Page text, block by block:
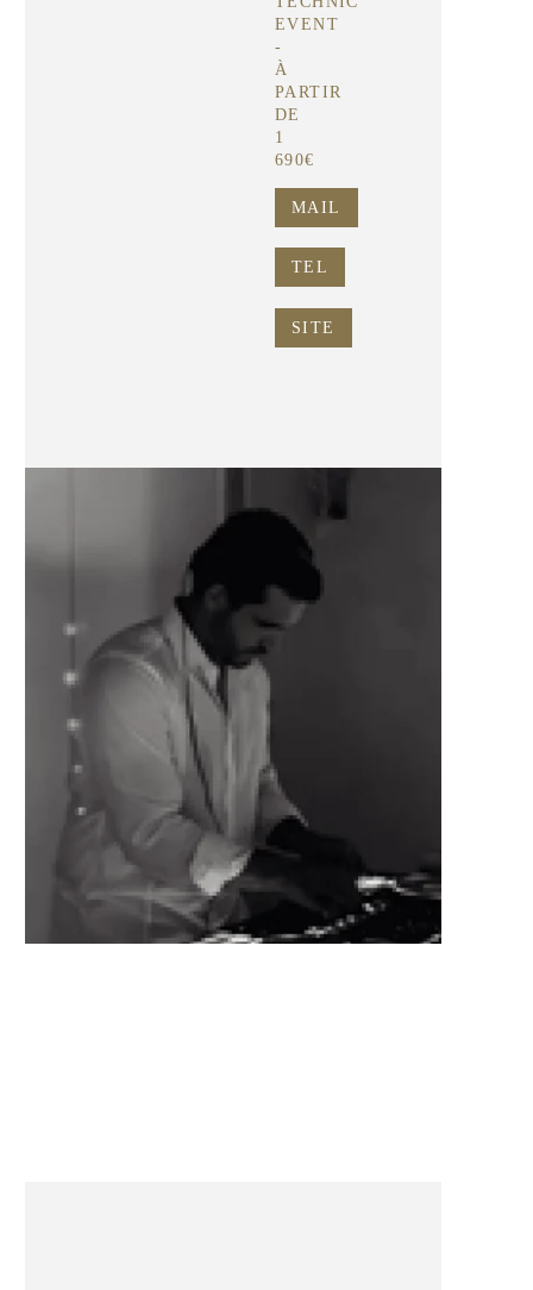
EVENT
-
À
PARTIR
DE
1
690€
MAIL
TEL
SITE